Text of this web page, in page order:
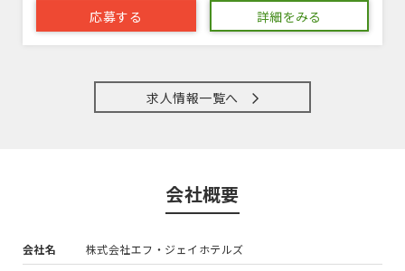
応募する 詳細をみる
求人情報一覧へ
会社概要
会社名
株式会社エフ・ジェイホテルズ